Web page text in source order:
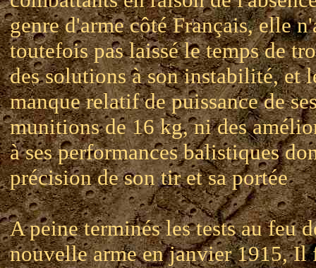
genre d'arme côté Français, elle
toutefois pas laissé le temps de
des solutions à son instabilité, et
manque relatif de puissance de
munitions de 16 kg, ni des
à ses performances balistiques
précision de son tir et sa portée
A peine terminés les tests au feu
nouvelle arme en janvier 1915, Il